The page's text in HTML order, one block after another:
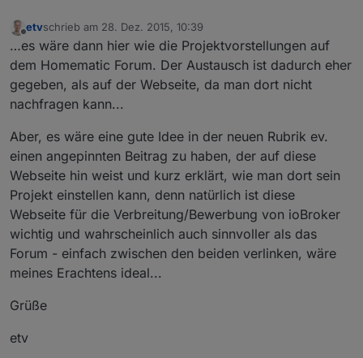
Offline
etvschrieb am 28. Dez. 2015, 10:39
zuletzt editiert von
…es wäre dann hier wie die Projektvorstellungen auf
dem Homematic Forum. Der Austausch ist dadurch eher
gegeben, als auf der Webseite, da man dort nicht
nachfragen kann...
Aber, es wäre eine gute Idee in der neuen Rubrik ev.
einen angepinnten Beitrag zu haben, der auf diese
Webseite hin weist und kurz erklärt, wie man dort sein
Projekt einstellen kann, denn natürlich ist diese
Webseite für die Verbreitung/Bewerbung von ioBroker
wichtig und wahrscheinlich auch sinnvoller als das
Forum - einfach zwischen den beiden verlinken, wäre
meines Erachtens ideal...
Grüße
etv